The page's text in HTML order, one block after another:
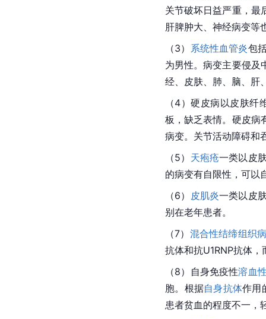
关节破坏日益严重，最
肝脾肿大、神经病变等
（3） 系统性血管炎包
为男性。病变主要侵及
经、皮肤、肺、脑、肝
（4）硬皮病以皮肤
板，缺乏表情。硬皮病
病变。关节活动障碍和
（5） 天疱疮一类以皮
的病变有自限性 ，可
（6）
皮肌炎一类以皮
别在老年患者。
（7） 混合性结缔组织
抗体和抗U1RNP抗体
（8）自身免疫性溶血
胞。根据自身抗体作用
患者贫血的程度不一，